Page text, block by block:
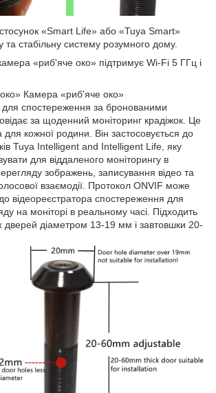
«Smart Life» або «Tuya Smart»
та стабільну систему розумного дому.
«риб'яче око» підтримує Wi-Fi 5 ГГц і
Камера «риб'яче око»
для спостереження за бронованими
за щоденний моніторинг крадіжок. Це
кожної родини. Він застосовується до
Tuya Intelligent and Intelligent Life, яку
для віддаленого моніторингу в
зображень, записування відео та
взаємодії. Протокол ONVIF може
відеореєстратора спостереження для
на моніторі в реальному часі. Підходить
дверей діаметром 13-19 мм і завтовшки 20-